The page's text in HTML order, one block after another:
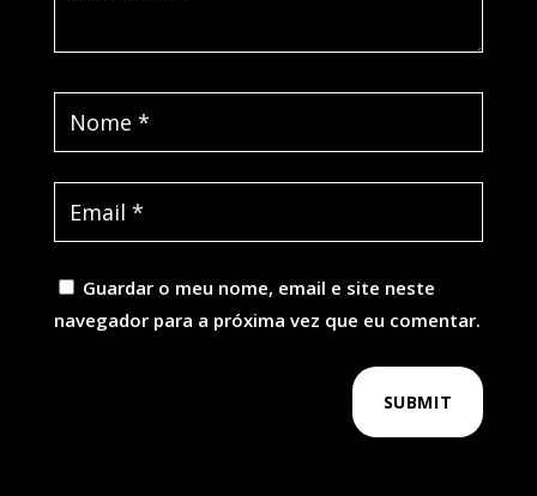
Guardar o meu nome, email e site neste
navegador para a próxima vez que eu comentar.
SUBMIT